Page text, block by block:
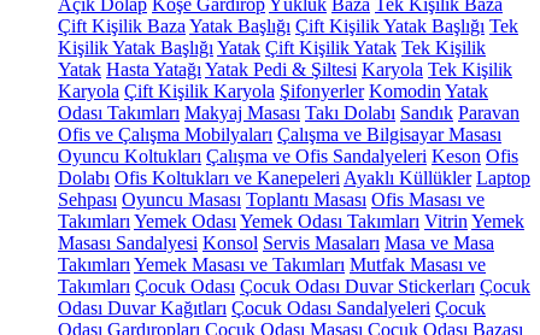
Açık Dolap Köşe GardıropYüklük Baza Tek Kişilik Baza
Çift Kişilik Baza Yatak Başlığı Çift Kişilik Yatak Başlığı Tek
Kişilik Yatak Başlığı Yatak Çift Kişilik Yatak Tek Kişilik
Yatak Hasta Yatağı Yatak Pedi & Şiltesi Karyola Tek Kişilik
Karyola Çift Kişilik Karyola Şifonyerler Komodin Yatak
Odası Takımları Makyaj Masası Takı Dolabı Sandık Paravan
Ofis ve Çalışma Mobilyaları Çalışma ve Bilgisayar Masası
Oyuncu Koltukları Çalışma ve Ofis Sandalyeleri Keson Ofis
Dolabı Ofis Koltukları ve Kanepeleri Ayaklı Küllükler Laptop
Sehpası Oyuncu Masası Toplantı Masası Ofis Masası ve
Takımları Yemek Odası Yemek Odası Takımları Vitrin Yemek
Masası Sandalyesi Konsol Servis Masaları Masa ve Masa
Takımları Yemek Masası ve Takımları Mutfak Masası ve
Takımları Çocuk Odası Çocuk Odası Duvar Stickerları Çocuk
Odası Duvar Kağıtları Çocuk Odası Sandalyeleri Çocuk
Odası Gardıropları Çocuk Odası Masası Çocuk Odası Bazası